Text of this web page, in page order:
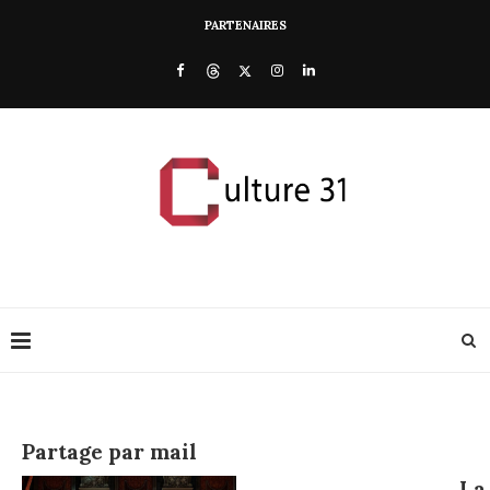
PARTENAIRES
Partage par mail